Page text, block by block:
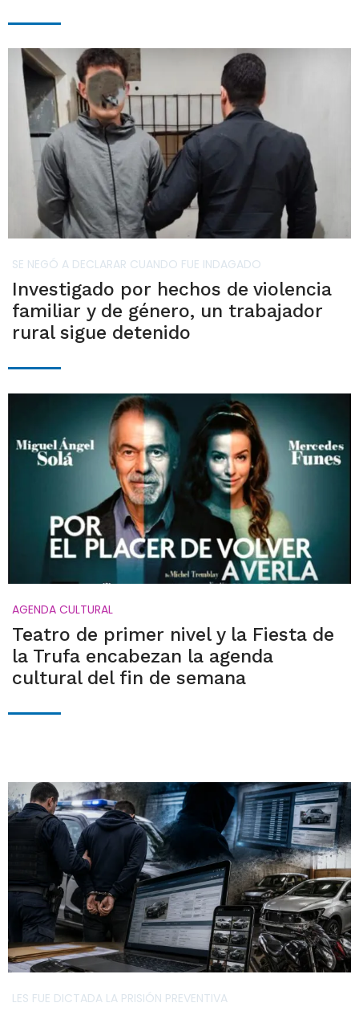
SE NEGÓ A DECLARAR CUANDO FUE INDAGADO
Investigado por hechos de violencia
familiar y de género, un trabajador
rural sigue detenido
AGENDA CULTURAL
Teatro de primer nivel y la Fiesta de
la Trufa encabezan la agenda
cultural del fin de semana
LES FUE DICTADA LA PRISIÓN PREVENTIVA